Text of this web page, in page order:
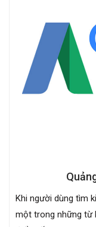
Khi người dùng tìm
một trong những từ